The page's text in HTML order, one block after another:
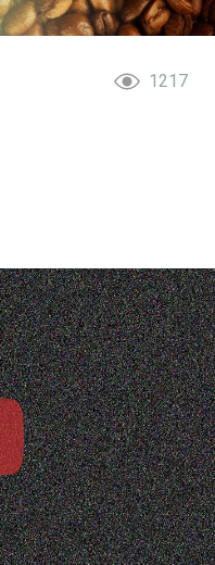
1217